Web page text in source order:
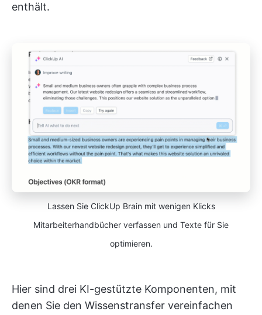
enthält.
Lassen Sie ClickUp Brain mit wenigen Klicks
Mitarbeiterhandbücher verfassen und Texte für Sie
optimieren.
Hier sind drei KI-gestützte Komponenten, mit
denen Sie den Wissenstransfer vereinfachen